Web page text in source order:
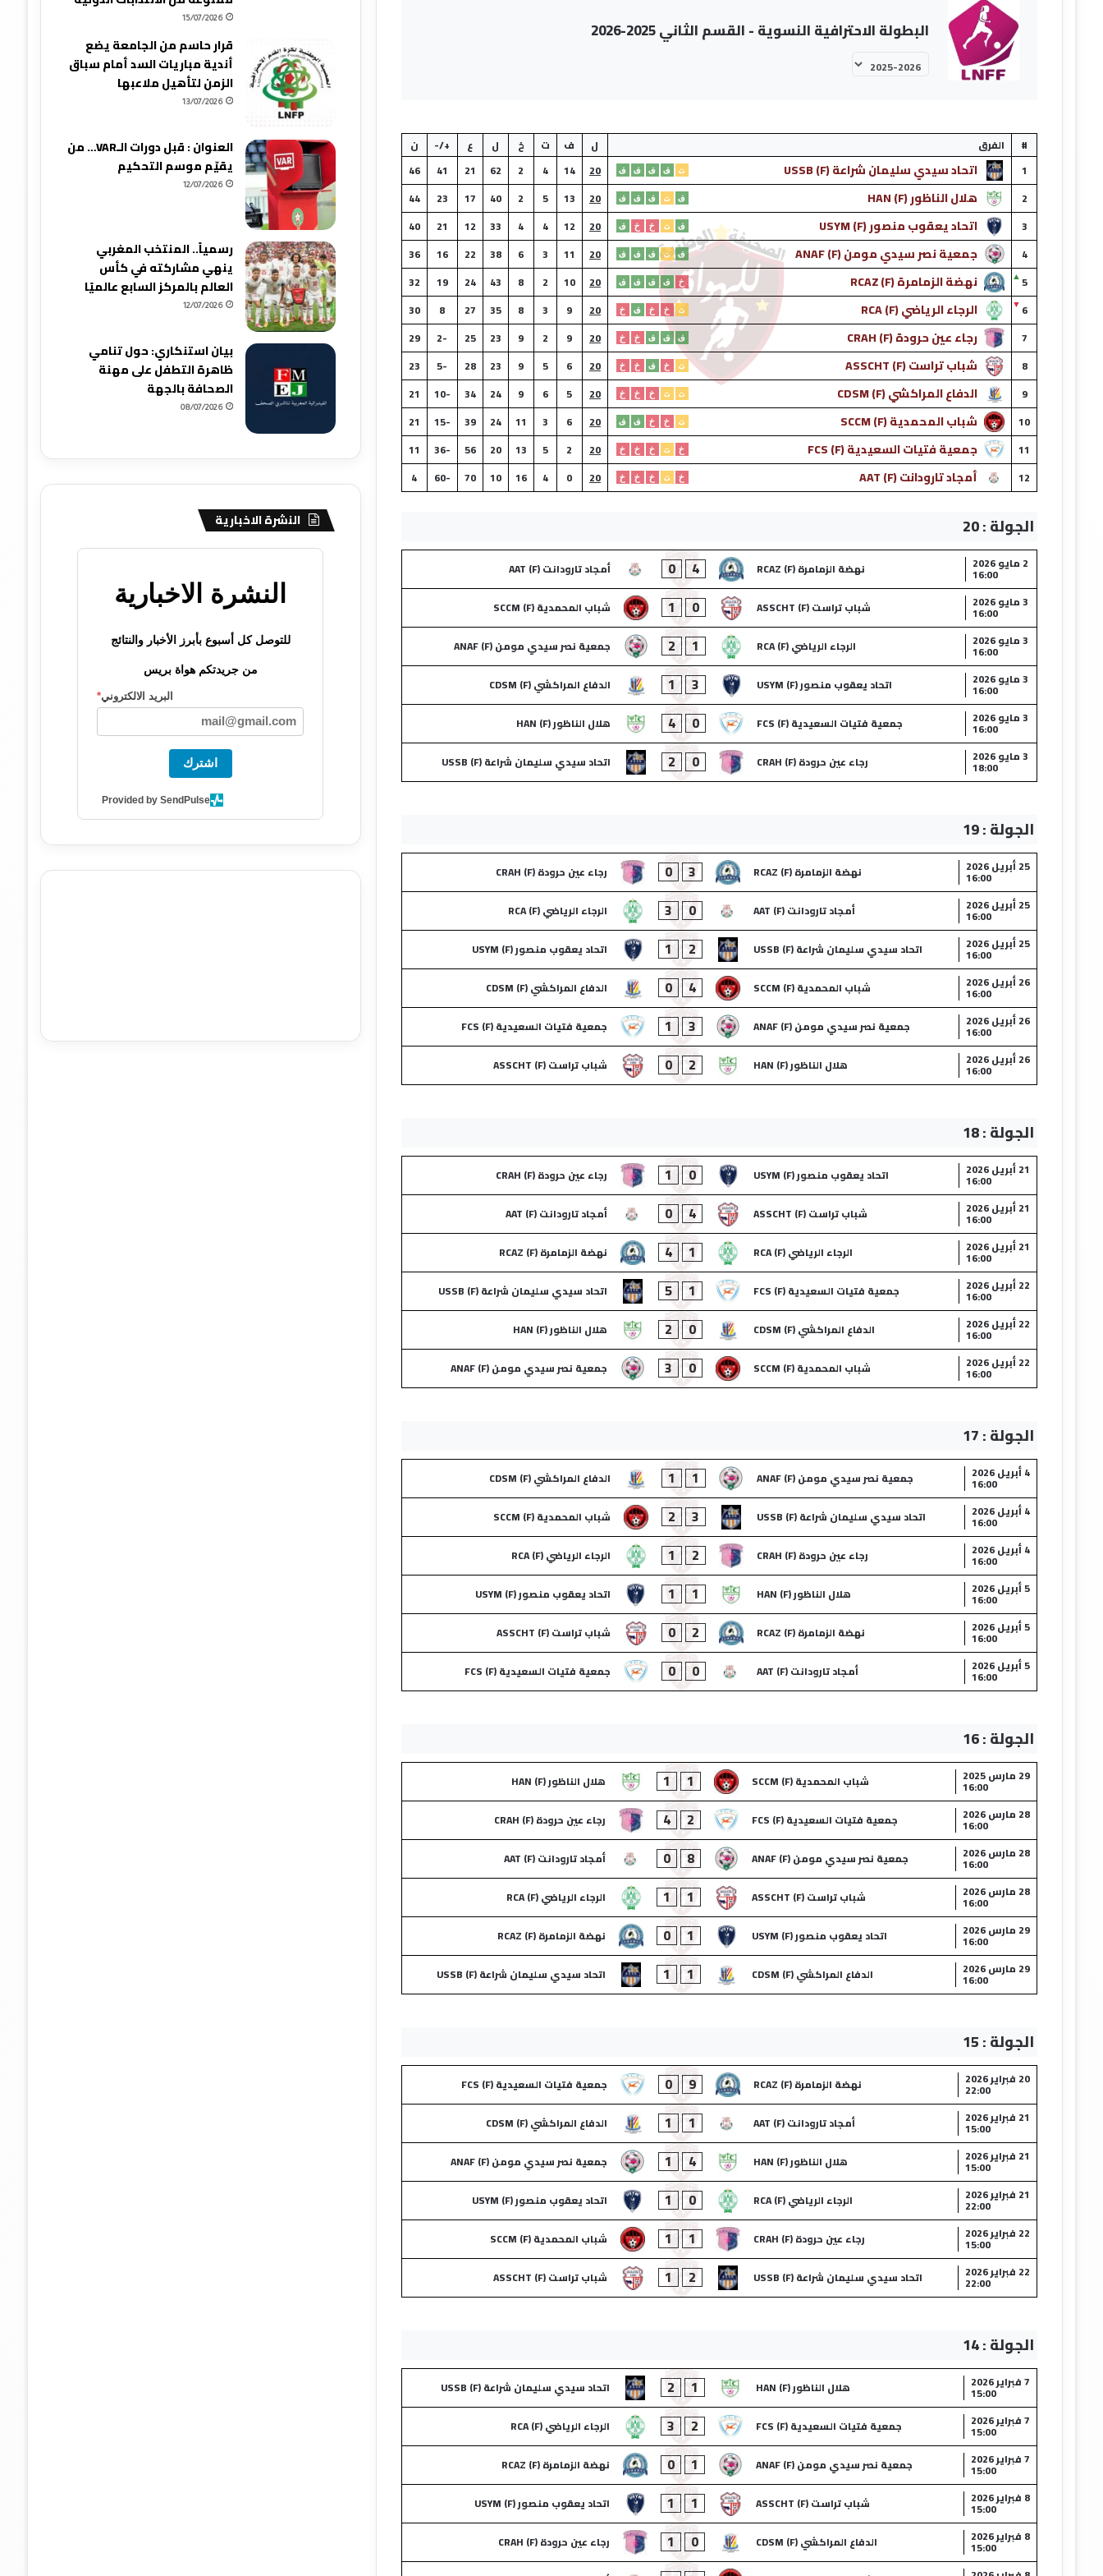
البطولة الاحترافية النسوية - القسم الثاني 2025-2026
# الفرق ل ف ت خ ل ع +/-
ن
1
اتحاد سيدي سليمان شراعة (F) USSB ت ف ف ف ف 20
14
4
2
62
21
41
46
2
هلال الناظور (F) HAN ف ت ف ف ف 20
13
5
2
40
17
23
44
3
اتحاد يعقوب منصور (F) USYM ف ت خ خ ف 20
12
4
4
33
12
21
40
4
جمعية نصر سيدي مومن (F) ANAF ف ت ف ف ف 20
11
3
6
38
22
16
36
5
▲ نهضة الزمامرة (F) RCAZ خ ف ف ف ف 20
10
2
8
43
24
19
32
6
▼ الرجاء الرياضي (F) RCA ت خ خ ف خ 20
9
3
8
35
27
8
30
7
رجاء عين حرودة (F) CRAH ف ف ف خ خ 20
9
2
9
23
25
-2
29
8
شباب تراست (F) ASSCHT ت خ ف خ خ 20
6
5
9
23
28
-5
23
9
الدفاع المراكشي (F) CDSM ت ت خ خ خ 20
5
6
9
24
34
-10
21
10
شباب المحمدية (F) SCCM ت خ خ ف ف 20
6
3
11
24
39
-15
21
11
جمعية فتيات السعيدية (F) FCS خ ت خ خ خ 20
2
5
13
20
56
-36
11
12
أمجاد تارودانت (F) AAT خ ت خ خ خ 20
0
4
16
10
70
-60
4
الجولة : 20
2 مايو 2026
16:00 نهضة الزمامرة (F) RCAZ 4
0
أمجاد تارودانت (F) AAT
3 مايو 2026
16:00 شباب تراست (F) ASSCHT 0
1
شباب المحمدية (F) SCCM
3 مايو 2026
16:00 الرجاء الرياضي (F) RCA 1
2
جمعية نصر سيدي مومن (F) ANAF
3 مايو 2026
16:00 اتحاد يعقوب منصور (F) USYM 3
1
الدفاع المراكشي (F) CDSM
3 مايو 2026
16:00 جمعية فتيات السعيدية (F) FCS 0
4
هلال الناظور (F) HAN
3 مايو 2026
18:00 رجاء عين حرودة (F) CRAH 0
2 اتحاد سيدي سليمان شراعة (F) USSB
الجولة : 19
25 أبريل 2026
16:00 نهضة الزمامرة (F) RCAZ 3
0
رجاء عين حرودة (F) CRAH
25 أبريل 2026
16:00 أمجاد تارودانت (F) AAT 0
3
الرجاء الرياضي (F) RCA
25 أبريل 2026
16:00 اتحاد سيدي سليمان شراعة (F) USSB 2
1
اتحاد يعقوب منصور (F) USYM
26 أبريل 2026
16:00 شباب المحمدية (F) SCCM 4
0
الدفاع المراكشي (F) CDSM
26 أبريل 2026
16:00 جمعية نصر سيدي مومن (F) ANAF 3
1
جمعية فتيات السعيدية (F) FCS
26 أبريل 2026
16:00 هلال الناظور (F) HAN 2
0 شباب تراست (F) ASSCHT
الجولة : 18
21 أبريل 2026
16:00 اتحاد يعقوب منصور (F) USYM 0
1
رجاء عين حرودة (F) CRAH
21 أبريل 2026
16:00 شباب تراست (F) ASSCHT 4
0
أمجاد تارودانت (F) AAT
21 أبريل 2026
16:00 الرجاء الرياضي (F) RCA 1
4
نهضة الزمامرة (F) RCAZ
22 أبريل 2026
16:00 جمعية فتيات السعيدية (F) FCS 1
5
اتحاد سيدي سليمان شراعة (F) USSB
22 أبريل 2026
16:00 الدفاع المراكشي (F) CDSM 0
2
هلال الناظور (F) HAN
22 أبريل 2026
16:00 شباب المحمدية (F) SCCM 0
3 جمعية نصر سيدي مومن (F) ANAF
الجولة : 17
4 أبريل 2026
16:00 جمعية نصر سيدي مومن (F) ANAF 1
1
الدفاع المراكشي (F) CDSM
4 أبريل 2026
16:00 اتحاد سيدي سليمان شراعة (F) USSB 3
2
شباب المحمدية (F) SCCM
4 أبريل 2026
16:00 رجاء عين حرودة (F) CRAH 2
1
الرجاء الرياضي (F) RCA
5 أبريل 2026
16:00 هلال الناظور (F) HAN 1
1
اتحاد يعقوب منصور (F) USYM
5 أبريل 2026
16:00 نهضة الزمامرة (F) RCAZ 2
0
شباب تراست (F) ASSCHT
5 أبريل 2026
16:00 أمجاد تارودانت (F) AAT 0
0 جمعية فتيات السعيدية (F) FCS
الجولة : 16
29 مارس 2025
16:00 شباب المحمدية (F) SCCM 1
1
هلال الناظور (F) HAN
28 مارس 2026
16:00 جمعية فتيات السعيدية (F) FCS 2
4
رجاء عين حرودة (F) CRAH
28 مارس 2026
16:00 جمعية نصر سيدي مومن (F) ANAF 8
0
أمجاد تارودانت (F) AAT
28 مارس 2026
16:00 شباب تراست (F) ASSCHT 1
1
الرجاء الرياضي (F) RCA
29 مارس 2026
16:00 اتحاد يعقوب منصور (F) USYM 1
0
نهضة الزمامرة (F) RCAZ
29 مارس 2026
16:00 الدفاع المراكشي (F) CDSM 1
1 اتحاد سيدي سليمان شراعة (F) USSB
الجولة : 15
20 فبراير 2026
22:00 نهضة الزمامرة (F) RCAZ 9
0
جمعية فتيات السعيدية (F) FCS
21 فبراير 2026
15:00 أمجاد تارودانت (F) AAT 1
1
الدفاع المراكشي (F) CDSM
21 فبراير 2026
15:00 هلال الناظور (F) HAN 4
1
جمعية نصر سيدي مومن (F) ANAF
21 فبراير 2026
22:00 الرجاء الرياضي (F) RCA 0
1
اتحاد يعقوب منصور (F) USYM
22 فبراير 2026
15:00 رجاء عين حرودة (F) CRAH 1
1
شباب المحمدية (F) SCCM
22 فبراير 2026
22:00 اتحاد سيدي سليمان شراعة (F) USSB 2
1 شباب تراست (F) ASSCHT
الجولة : 14
7 فبراير 2026
15:00 هلال الناظور (F) HAN 1
2
اتحاد سيدي سليمان شراعة (F) USSB
7 فبراير 2026
15:00 جمعية فتيات السعيدية (F) FCS 2
3
الرجاء الرياضي (F) RCA
7 فبراير 2026
15:00 جمعية نصر سيدي مومن (F) ANAF 1
0
نهضة الزمامرة (F) RCAZ
8 فبراير 2026
15:00 شباب تراست (F) ASSCHT 1
1
اتحاد يعقوب منصور (F) USYM
8 فبراير 2026
15:00 الدفاع المراكشي (F) CDSM 0
1
رجاء عين حرودة (F) CRAH
15/07/2026
قرار حاسم من الجامعة يضع
أندية مباريات السد أمام سباق
الزمن لتأهيل ملاعبها
13/07/2026
العنوان : قبل دورات الـVAR… من
يقيّم موسم التحكيم
12/07/2026
رسمياً.. المنتخب المغربي
ينهي مشاركته في كأس
العالم بالمركز السابع عالميًا
12/07/2026
بيان استنكاري: حول تنامي
ظاهرة التطفل على مهنة
الصحافة بالجهة
08/07/2026
النشرة الاخبارية
النشرة الاخبارية
للتوصل كل أسبوع بأبرز الأخبار والنتائج
من جريدتكم هواة بريس
البريد الالكتروني*
اشترك
Provided by SendPulse